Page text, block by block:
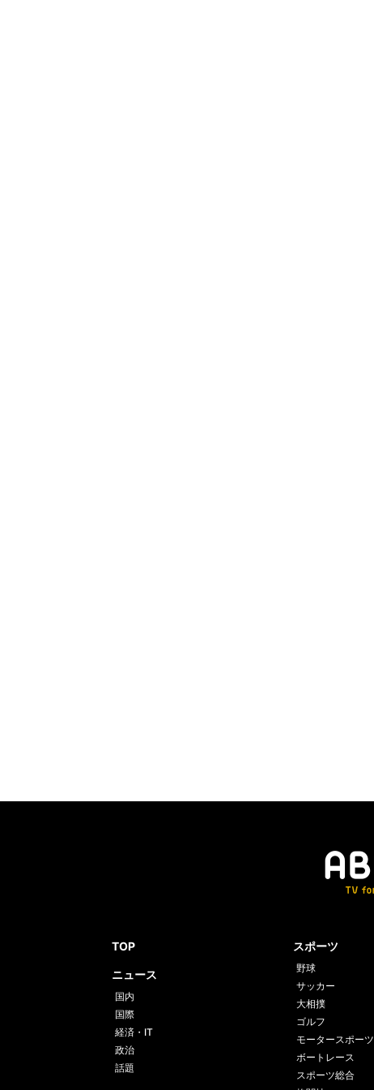
TOP
ニュース
国内
国際
経済・IT
政治
話題
スポーツ
野球
サッカー
大相撲
ゴルフ
モータースポーツ
ボートレース
スポーツ総合